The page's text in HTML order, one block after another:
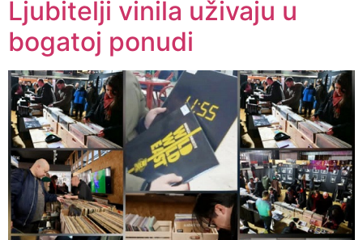
Ljubitelji vinila uživaju u
bogatoj ponudi